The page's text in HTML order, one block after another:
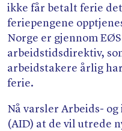
ikke får betalt ferie
feriepengene
Norge er gjennom
arbeidstidsdirektiv,
arbeidstakere årlig
ferie.
Nå varsler Arbeids-
(AID) at de vil utrede